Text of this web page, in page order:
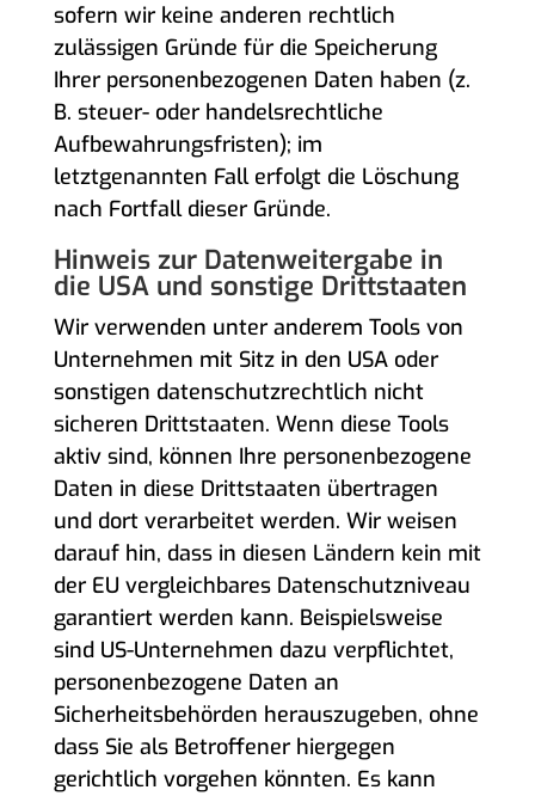
sofern wir keine anderen rechtlich
zulässigen Gründe für die Speicherung
Ihrer personenbezogenen Daten haben (z.
B. steuer- oder handelsrechtliche
Aufbewahrungsfristen); im
letztgenannten Fall erfolgt die Löschung
nach Fortfall dieser Gründe.
Hinweis zur Datenweitergabe in
die USA und sonstige Drittstaaten
Wir verwenden unter anderem Tools von
Unternehmen mit Sitz in den USA oder
sonstigen datenschutzrechtlich nicht
sicheren Drittstaaten. Wenn diese Tools
aktiv sind, können Ihre personenbezogene
Daten in diese Drittstaaten übertragen
und dort verarbeitet werden. Wir weisen
darauf hin, dass in diesen Ländern kein mit
der EU vergleichbares Datenschutzniveau
garantiert werden kann. Beispielsweise
sind US-Unternehmen dazu verpflichtet,
personenbezogene Daten an
Sicherheitsbehörden herauszugeben, ohne
dass Sie als Betroffener hiergegen
gerichtlich vorgehen könnten. Es kann